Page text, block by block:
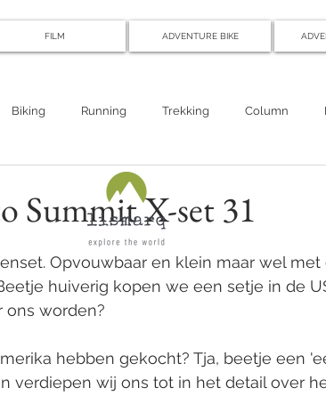
FILM ADVENTURE BIKE
Biking Running Trekking Column
Summit X-set 31
Opvouwbaar en klein maar wel
huiverig kopen we een setje in de
ons worden?
hebben gekocht? Tja, beetje een
verdiepen wij ons tot in het detail over